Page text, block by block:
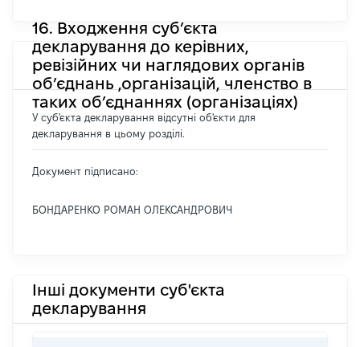
16. Входження суб’єкта
декларування до керівних,
ревізійних чи наглядових органів
об’єднань ,організацій, членство в
таких об’єднаннях (організаціях)
У суб'єкта декларування відсутні об'єкти для
декларування в цьому розділі.
Документ підписано:
БОНДАРЕНКО РОМАН ОЛЕКСАНДРОВИЧ
Інші документи суб'єкта
декларування